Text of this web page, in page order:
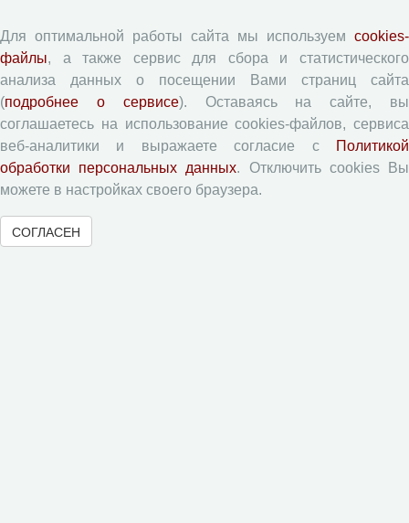
Правила для авторов
Типовой лицензионный договор
Согласие на обработку персональных данных
Авторские права
Приватность
Рецензентам
Памятка рецензенту
Для оптимальной работы сайта мы используем cookies-
файлы, а также сервис для сбора и статистического
анализа данных о посещении Вами страниц сайта
(подробнее о сервисе). Оставаясь на сайте, вы
соглашаетесь на использование cookies-файлов, сервиса
веб-аналитики и выражаете согласие с
Политикой
обработки персональных данных. Отключить cookies Вы
можете в настройках своего браузера.
СОГЛАСЕН